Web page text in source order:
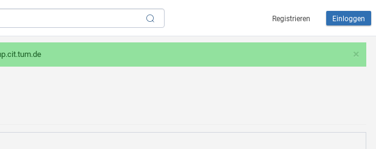
Registrieren Einloggen
×